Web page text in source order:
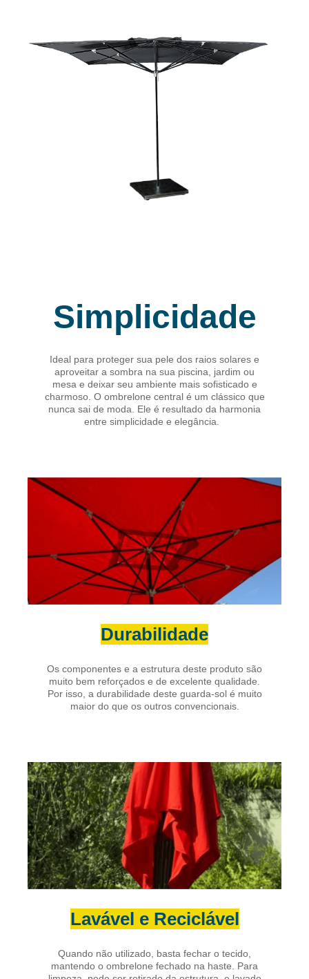
Simplicidade
Ideal para proteger sua pele dos raios solares e
aproveitar a sombra na sua piscina, jardim ou
mesa e deixar seu ambiente mais sofisticado e
charmoso. O ombrelone central é um clássico que
nunca sai de moda. Ele é resultado da harmonia
entre simplicidade e elegância.
Durabilidade
Os componentes e a estrutura deste produto são
muito bem reforçados e de excelente qualidade.
Por isso, a durabilidade deste guarda-sol é muito
maior do que os outros convencionais.
Lavável e Reciclável
Quando não utilizado, basta fechar o tecido,
mantendo o ombrelone fechado na haste. Para